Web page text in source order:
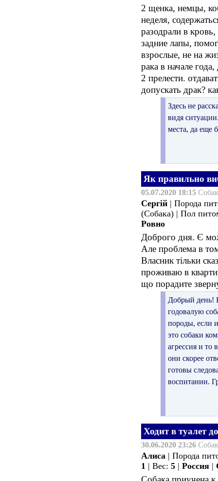
2 щенка, немцы,
неделя,
разодрали в
задние лапы,
взрослые, не на
рака в начале
2 прелести.
допускать драк?
Здесь не
видя
места, да еще
Як правильно
05.07.2020 18:15
Сергій | Порода
(Собака) | Пол
Ровно
Доброго дня. Є
Але проблема в
Власник тільки
проживаю в
що порадите
Добрый день!
годовалую
породы, если
это собаки
агрессия и то
они скорее
готовы
воспитании.
Ходит в туалет
30.06.2020 23:26
Алиса | Порода
1 | Вес: 5 | Россия |